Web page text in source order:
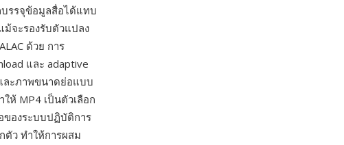
บรรจุข้อมูลสื่อได้แทบ
ม้จะรองรับตัวแปลง
ด้วย การ
และ adaptive
ละภาพขนาดย่อแบบ
ห้ MP4 เป็นตัวเลือก
องระบบปฏิบัติการ
ตัว ทำให้การผสม